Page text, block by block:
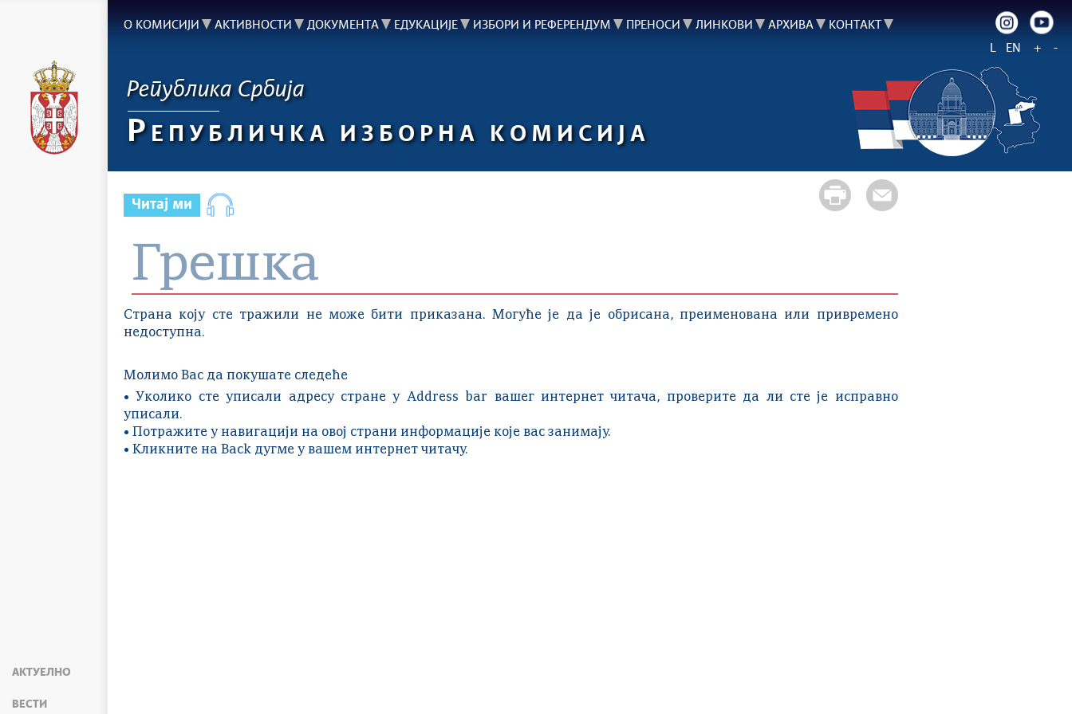
АКТУЕЛНО
ВЕСТИ
О КОМИСИЈИ АКТИВНОСТИ ДОКУМЕНТА ЕДУКАЦИЈЕ ИЗБОРИ И РЕФЕРЕНДУМ ПРЕНОСИ ЛИНКОВИ АРХИВА
КОНТАКТ
L
EN + -
Република Србија
Р ЕПУБЛИЧКА ИЗБОРНА КОМИСИЈА
Читај ми
Грешка
Страна коју сте тражили не може бити приказана. Могуће је да је обрисана, преименована или привремено
недоступна.
Молимо Вас да покушате следеће
• Уколико сте уписали адресу стране у Address bar вашег интернет читача, проверите да ли сте је исправно
уписали.
• Потражите у навигацији на овој страни информације које вас занимају.
• Кликните на Back дугме у вашем интернет читачу.